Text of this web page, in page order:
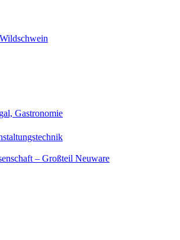
Gastronomie
– Großteil Neuware